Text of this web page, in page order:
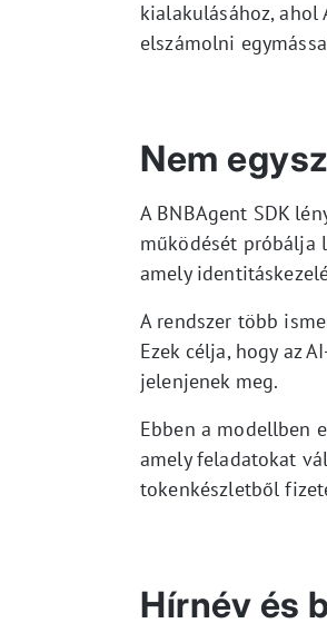
kialakulásához,
elszámolni
Nem
A BNBAgent SDK
működését próbálja
amely
A rendszer több
Ezek célja, hogy az
jelenjenek meg.
Ebben a modellben
amely feladatokat
tokenkészletből
Hírnév és